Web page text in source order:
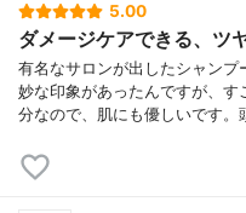
5.00
ダメージケアできる、ツ
有名なサロンが出したシャン
妙な印象があったんですが、
分なので、肌にも優しいです。